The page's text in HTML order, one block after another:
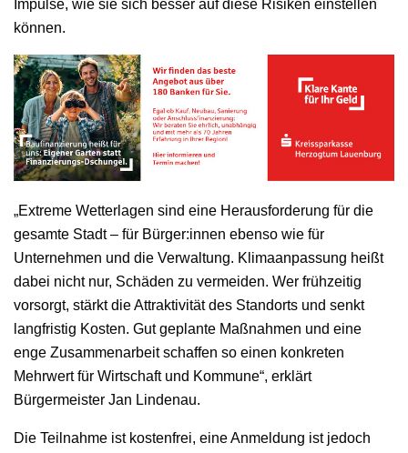
Impulse, wie sie sich besser auf diese Risiken einstellen
können.
„Extreme Wetterlagen sind eine Herausforderung für die
gesamte Stadt – für Bürger:innen ebenso wie für
Unternehmen und die Verwaltung. Klimaanpassung heißt
dabei nicht nur, Schäden zu vermeiden. Wer frühzeitig
vorsorgt, stärkt die Attraktivität des Standorts und senkt
langfristig Kosten. Gut geplante Maßnahmen und eine
enge Zusammenarbeit schaffen so einen konkreten
Mehrwert für Wirtschaft und Kommune“, erklärt
Bürgermeister Jan Lindenau.
Die Teilnahme ist kostenfrei, eine Anmeldung ist jedoch